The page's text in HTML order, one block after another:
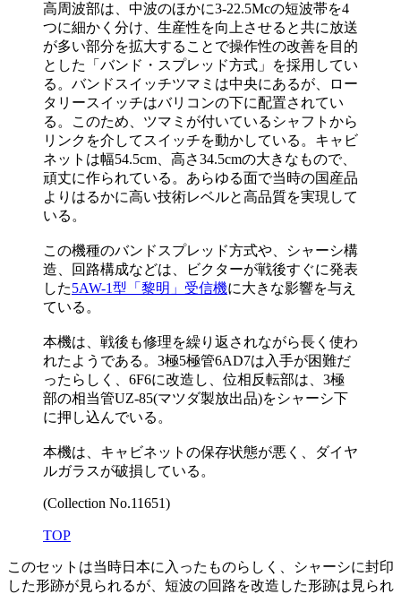
高周波部は、中波のほかに3-22.5Mcの短波帯を4
つに細かく分け、生産性を向上させると共に放送
が多い部分を拡大することで操作性の改善を目的
とした「バンド・スプレッド方式」を採用してい
る。バンドスイッチツマミは中央にあるが、ロー
タリースイッチはバリコンの下に配置されてい
る。このため、ツマミが付いているシャフトから
リンクを介してスイッチを動かしている。キャビ
ネットは幅54.5cm、高さ34.5cmの大きなもので、
頑丈に作られている。あらゆる面で当時の国産品
よりはるかに高い技術レベルと高品質を実現して
いる。
この機種のバンドスプレッド方式や、シャーシ構
造、回路構成などは、ビクターが戦後すぐに発表
した5AW-1型「黎明」受信機に大きな影響を与え
ている。
本機は、戦後も修理を繰り返されながら長く使わ
れたようである。3極5極管6AD7は入手が困難だ
ったらしく、6F6に改造し、位相反転部は、3極
部の相当管UZ-85(マツダ製放出品)をシャーシ下
に押し込んでいる。
本機は、キャビネットの保存状態が悪く、ダイヤ
ルガラスが破損している。
(Collection No.11651)
TOP
このセットは当時日本に入ったものらしく、シャーシに封印
した形跡が見られるが、短波の回路を改造した形跡は見られ